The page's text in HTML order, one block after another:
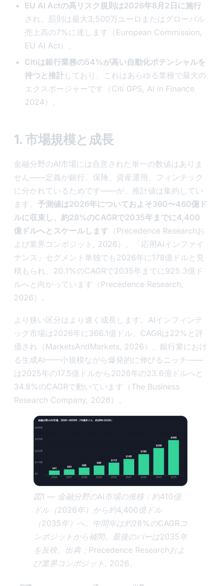
EU AI Actの高リスク規則は2026年8月2日に施行
され、罰則は最大3,500万ユーロまたはグローバル
売上高の7%に達します（European Commission,
EU AI Act）。
Citiは銀行業務の54%が高い自動化ポテンシャルを
持つと推計 しており、これはあらゆる業種で最大の
エクスポージャーです（Citi GPS, AI in Finance
2024）。
1. 市場規模と成長
金融分野のAI市場には合意された単一の数値はありま
せん——定義が銀行、保険、資産運用、フィンテック
に分かれているためです——が、推計値は集約してい
ます。 予測値は2026年についておよそ360〜460億ド
ルに収束し、約28%のCAGRで2035年までに4,400
億ドルへとスケールします （Precedence Researchお
よび業界コンポジット, 2026）。「応用AIインファイ
ナンス」セグメント単独でも2026年に178億ドルと見
積もられ、20.1%のCAGRで2035年までに925.3億ド
ルへと向かっています（Precedence Research,
2026）。
より狭い区分はより速く成長します。AIインフィンテ
ック市場は2026年に366.1億ドル、CAGRは22%と評
価され（MarketsAndMarkets, 2026）、銀行業におけ
る生成AI——小規模ながら爆発的に伸びるニッチ——
は2025年の17.5億ドルから2026年の23.6億ドルへと
34.8%のCAGRで動いています（The Business
Research Company, 2026）。
金融分野のAI市場、2026〜2035年（10億米ドル、約28% CAGR）
$440B
$330B
$220B
$110B
$0
$41 $53 $68
$88
$113
$145
$186
$240
$440
2026 2027 2028 2029 2030 2031 2032 2033 2035
図1 — 金融分野のAI市場の推移：約410億
ドル（2026年）から約4,400億ドル
（2035年）へ。中間年は約28%のCAGRコ
ンポジットから補間。最後のバーは2035年
を反映。出典：Precedence Researchおよ
び業界コンポジット, 2026。